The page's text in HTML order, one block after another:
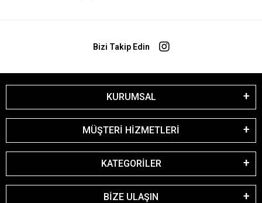
Bizi Takip Edin
KURUMSAL
MÜŞTERİ HİZMETLERİ
KATEGORİLER
BİZE ULAŞIN